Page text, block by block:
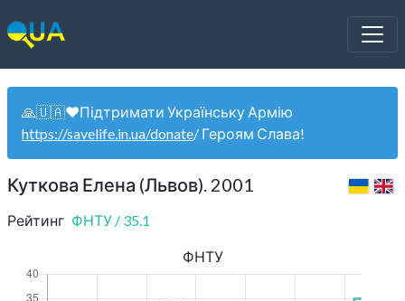
🙏🇺🇦❤️Підтримати Українську Армію
https://savelife.in.ua/donate/ Героям Слава!
Куткова Елена (Львов). 2001
Рейтинг ФНТУ / 35.1
ФНТУ